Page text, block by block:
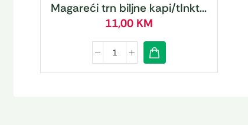
Magareći trn biljne kapi/tInkt...
11,00 KM